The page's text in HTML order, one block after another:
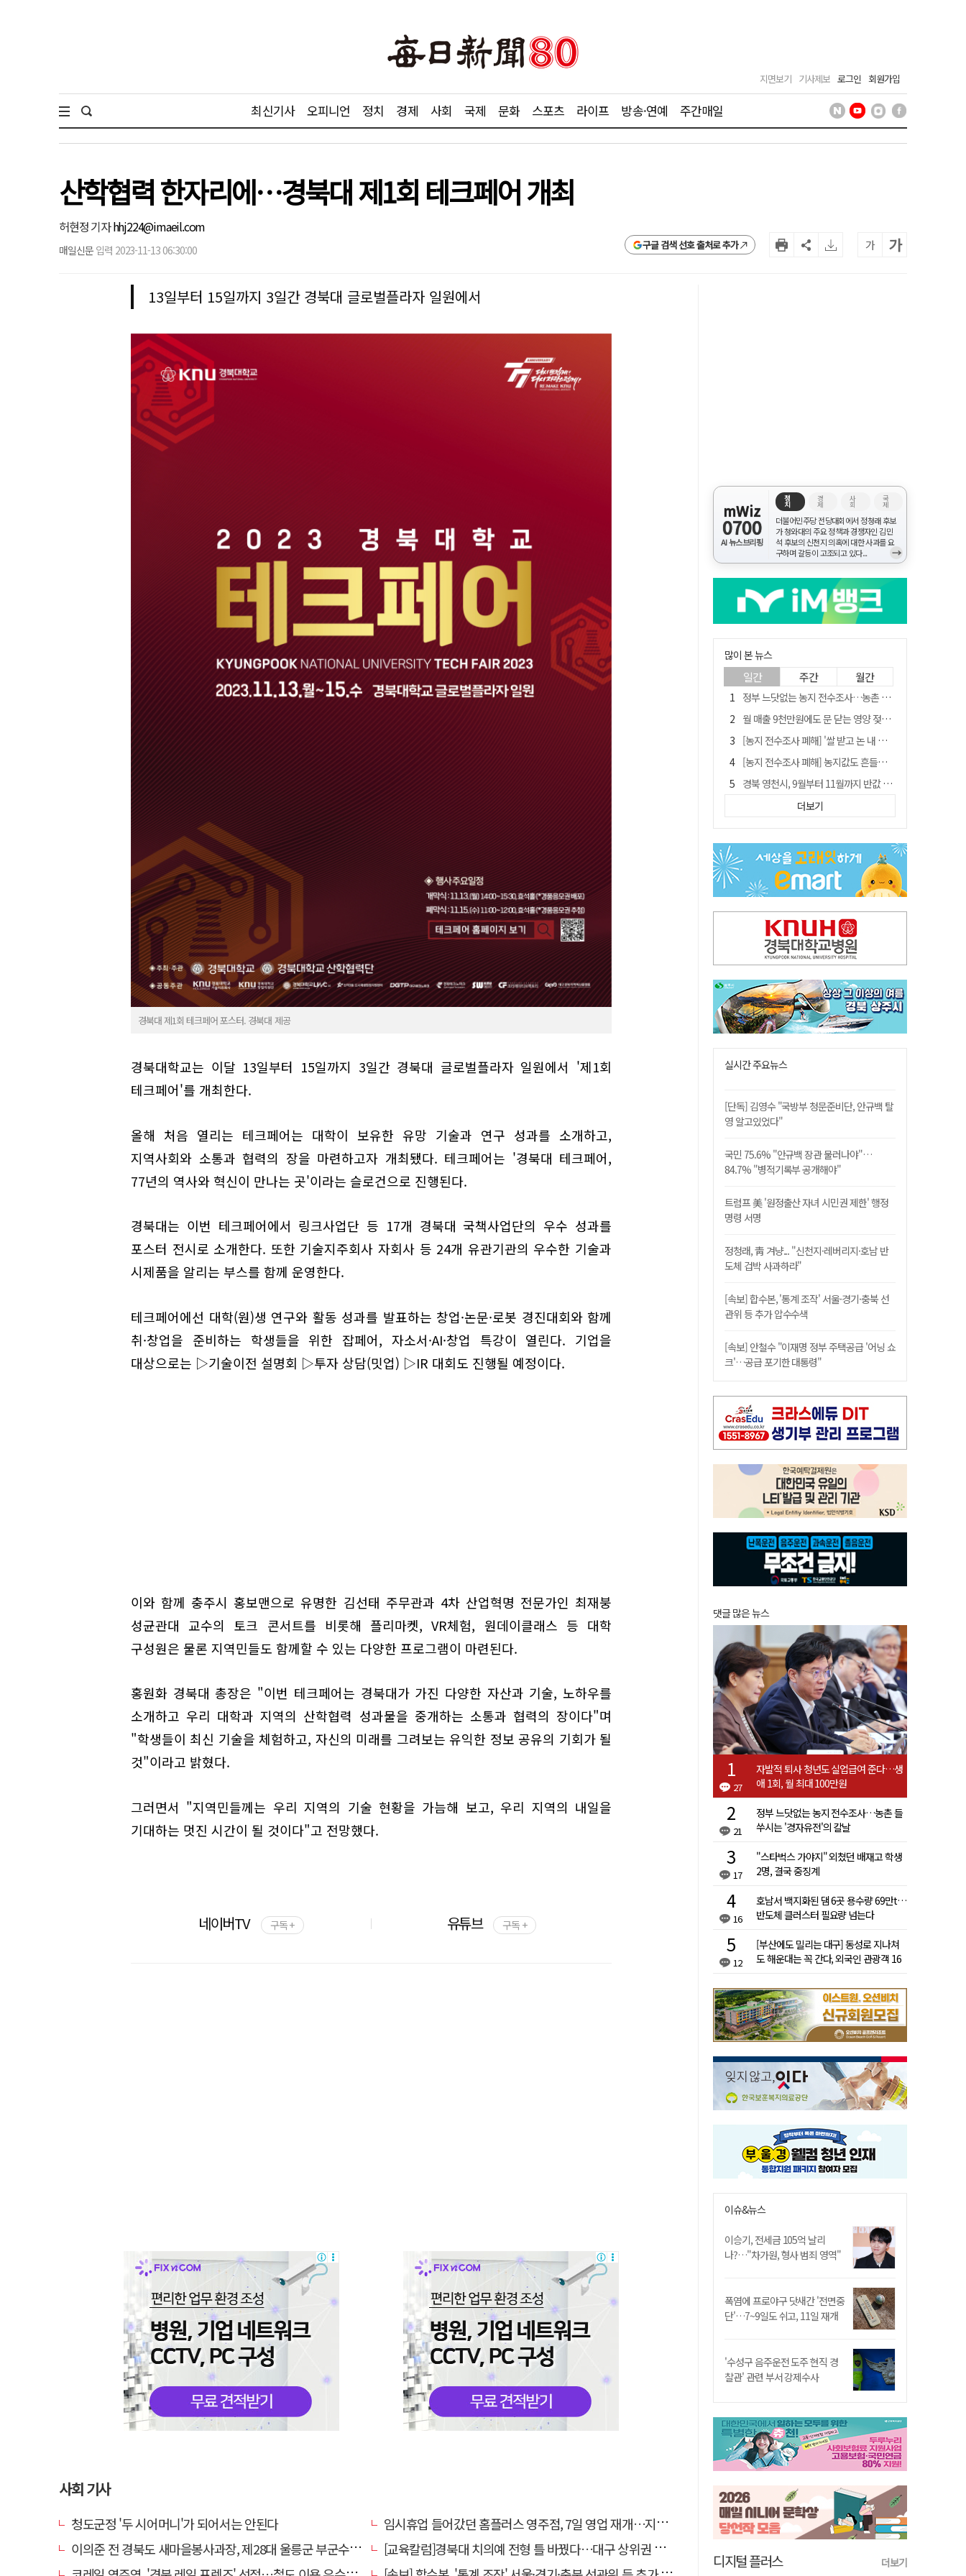
지면보기 기사제보 로그인 회원가입
최신기사 오피니언 정치 경제 사회 국제 문화 스포츠 라이프 방송·연예 주간매일
산학협력 한자리에…경북대 제1회 테크페어 개최
허현정 기자hhj224@imaeil.com
매일신문 입력 2023-11-13 06:30:00 구글 검색 선호 출처로 추가 가 가
13일부터 15일까지 3일간 경북대 글로벌플라자 일원에서
경북대 제1회 테크페어 포스터. 경북대 제공
경북대학교는 이달 13일부터 15일까지 3일간 경북대 글로벌플라자 일원에서 '제1회
테크페어'를 개최한다.
올해 처음 열리는 테크페어는 대학이 보유한 유망 기술과 연구 성과를 소개하고,
지역사회와 소통과 협력의 장을 마련하고자 개최됐다. 테크페어는 '경북대 테크페어,
77년의 역사와 혁신이 만나는 곳'이라는 슬로건으로 진행된다.
경북대는 이번 테크페어에서 링크사업단 등 17개 경북대 국책사업단의 우수 성과를
포스터 전시로 소개한다. 또한 기술지주회사 자회사 등 24개 유관기관의 우수한 기술과
시제품을 알리는 부스를 함께 운영한다.
테크페어에선 대학(원)생 연구와 활동 성과를 발표하는 창업·논문·로봇 경진대회와 함께
취·창업을 준비하는 학생들을 위한 잡페어, 자소서·AI·창업 특강이 열린다. 기업을
대상으로는 ▷기술이전 설명회 ▷투자 상담(밋업) ▷IR 대회도 진행될 예정이다.
이와 함께 충주시 홍보맨으로 유명한 김선태 주무관과 4차 산업혁명 전문가인 최재붕
성균관대 교수의 토크 콘서트를 비롯해 플리마켓, VR체험, 원데이클래스 등 대학
구성원은 물론 지역민들도 함께할 수 있는 다양한 프로그램이 마련된다.
홍원화 경북대 총장은 "이번 테크페어는 경북대가 가진 다양한 자산과 기술, 노하우를
소개하고 우리 대학과 지역의 산학협력 성과물을 중개하는 소통과 협력의 장이다"며
"학생들이 최신 기술을 체험하고, 자신의 미래를 그려보는 유익한 정보 공유의 기회가 될
것"이라고 밝혔다.
그러면서 "지역민들께는 우리 지역의 기술 현황을 가늠해 보고, 우리 지역의 내일을
기대하는 멋진 시간이 될 것이다"고 전망했다.
네이버TV 구독 + 유튜브 구독 +
사회 기사
청도군정 '두 시어머니'가 되어서는 안된다
임시휴업 들어갔던 홈플러스 영주점, 7일 영업 재개…지하 1층만 운영
이의준 전 경북도 새마을봉사과장, 제28대 울릉군 부군수 취임
[교육칼럼]경북대 치의예 전형 틀 바꿨다…대구 상위권 수시 지원 전략 '격랑' 속으로
mWiz
0700
AI 뉴스브리핑
정
치
경
제
사
회
국
제
더불어민주당 전당대회에서 정청래 후보
가 청와대의 주요 정책과 경쟁자인 김민
석 후보의 신천지 의혹에 대한 사과를 요
구하며 갈등이 고조되고 있다...
→
많이 본 뉴스
일간 주간 월간
정부 느닷없는 농지 전수조사…농촌 들쑤시는 '경자유전'의 칼날
월 매출 9천만원에도 문 닫는 영양 젖소농장… "일할 사람이 없어"
[농지 전수조사 폐해] '쌀 받고 논 내 준' 도지농 이제 어쩌나?
[농지 전수조사 폐해] 농지값도 흔들리나…"도지 막히면 헐값 매물 나올 수도"
경북 영천시, 9월부터 11월까지 반값 여행 혜택 제공
국민 51.9% "李 대통령 재판 재개 필요하다"
아쉬운 태클
[농지 전수조사 폐해] 실경작농·청년농 부담도 커진다
김주수 전 의성군수 공덕비 결국 철거… 문화재법 위반 원상복구
더보기
실시간 주요뉴스
[단독] 김영수 "국방부 청문준비단, 안규백 탈
영 알고있었다"
국민 75.6% "안규백 장관 물러나야"…
84.7% "병적기록부 공개해야"
트럼프 美 '원정출산 자녀 시민권 제한' 행정
명령 서명
정청래, 靑 겨냥... "신천지·레버리지·호남 반
도체 겁박 사과하라"
[속보] 합수본, '통계 조작' 서울·경기·충북 선
관위 등 추가 압수수색
[속보] 안철수 "이재명 정부 주택공급 '어닝 쇼
크'…공급 포기한 대통령"
댓글 많은 뉴스
27
자발적 퇴사 청년도 실업급여 준다…생
애 1회, 월 최대 100만원
21
정부 느닷없는 농지 전수조사…농촌 들
쑤시는 '경자유전'의 칼날
17
"스타벅스 가야지" 외쳤던 배재고 학생
2명, 결국 중징계
16
호남서 백지화된 댐 6곳 용수량 69만t…
반도체 클러스터 필요량 넘는다
12
[부산에도 밀리는 대구] 동성로 지나쳐
도 해운대는 꼭 간다, 외국인 관광객 16
이슈&뉴스
이승기, 전세금 105억 날리
나?…"차가원, 형사 범죄 영역"
폭염에 프로야구 닷새간 '전면중
단'…7~9일도 쉬고, 11일 재개
'수성구 음주운전 도주 현직 경
찰관' 관련 부서 강제수사
디지털 플러스 더보기